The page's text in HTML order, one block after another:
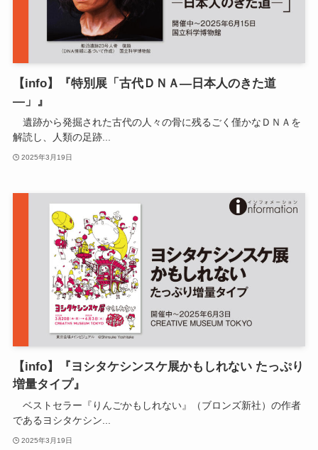
【info】『特別展「古代ＤＮＡ—日本人のきた道
—」』
遺跡から発掘された古代の人々の骨に残るごく僅かなＤＮＡを
解読し、人類の足跡...
2025年3月19日
【info】『ヨシタケシンスケ展かもしれない たっぷり
増量タイプ』
ベストセラー『りんごかもしれない』（ブロンズ新社）の作者
であるヨシタケシン...
2025年3月19日